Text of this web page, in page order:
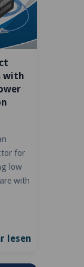
with
for
low
with
lesen